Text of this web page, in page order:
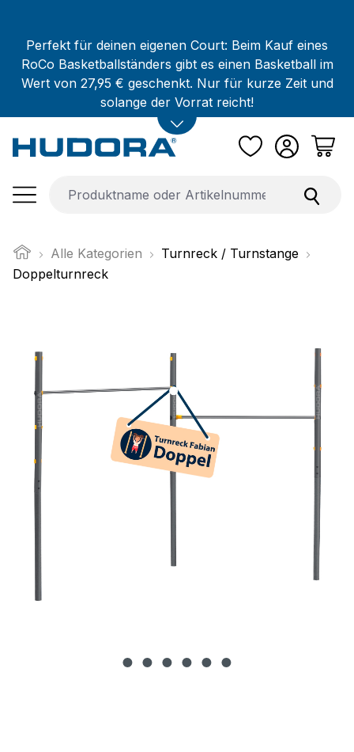
Perfekt für deinen eigenen Court: Beim Kauf eines
RoCo Basketballständers gibt es einen Basketball im
Wert von 27,95 € geschenkt. Nur für kurze Zeit und
solange der Vorrat reicht!
Alle Kategorien
Turnreck / Turnstange
Doppelturnreck